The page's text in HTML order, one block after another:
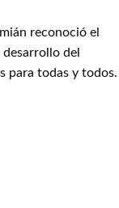
reconoció el
del
para todas y todos.